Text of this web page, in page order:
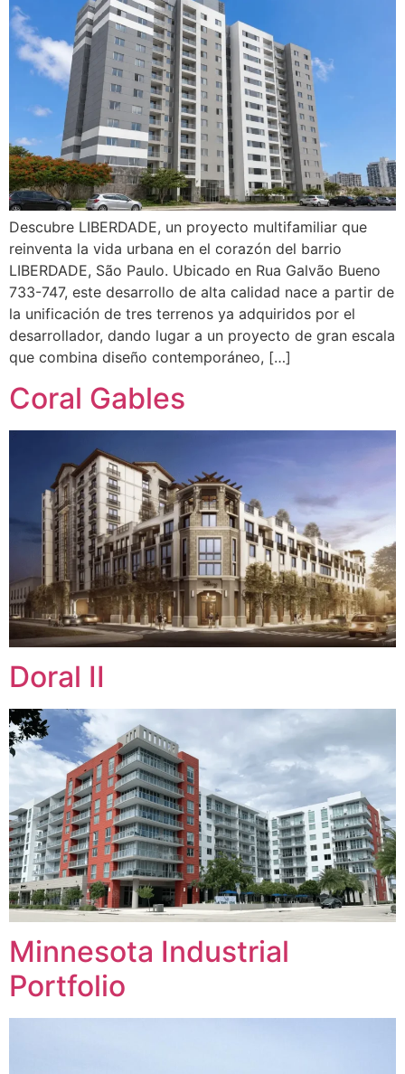
Descubre LIBERDADE, un proyecto multifamiliar que
reinventa la vida urbana en el corazón del barrio
LIBERDADE, São Paulo. Ubicado en Rua Galvão Bueno
733-747, este desarrollo de alta calidad nace a partir de
la unificación de tres terrenos ya adquiridos por el
desarrollador, dando lugar a un proyecto de gran escala
que combina diseño contemporáneo, […]
Coral Gables
Doral II
Minnesota Industrial
Portfolio